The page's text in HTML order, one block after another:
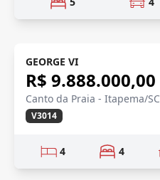
FRENTE MAR
Vídeo
GEORGE VI
R$ 9.888.000,00
Canto da Praia - Itapema/SC
V3014
4 4